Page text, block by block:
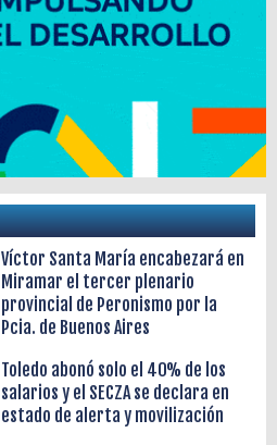
Víctor Santa María encabezará en
Miramar el tercer plenario
provincial de Peronismo por la
Pcia. de Buenos Aires
Toledo abonó solo el 40% de los
salarios y el SECZA se declara en
estado de alerta y movilización